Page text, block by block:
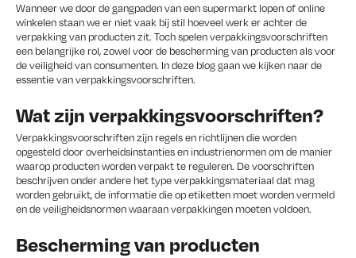
Wanneer we door de gangpaden van een supermarkt lopen of online
winkelen staan we er niet vaak bij stil hoeveel werk er achter de
verpakking van producten zit. Toch spelen verpakkingsvoorschriften
een belangrijke rol, zowel voor de bescherming van producten als voor
de veiligheid van consumenten. In deze blog gaan we kijken naar de
essentie van verpakkingsvoorschriften.
Wat zijn verpakkingsvoorschriften?
Verpakkingsvoorschriften zijn regels en richtlijnen die worden
opgesteld door overheidsinstanties en industrienormen om de manier
waarop producten worden verpakt te reguleren. De voorschriften
beschrijven onder andere het type verpakkingsmateriaal dat mag
worden gebruikt, de informatie die op etiketten moet worden vermeld
en de veiligheidsnormen waaraan verpakkingen moeten voldoen.
Bescherming van producten